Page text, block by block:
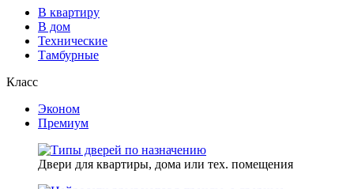
В квартиру
В дом
Технические
Тамбурные
Класс
Эконом
Премиум
Двери для квартиры, дома или тех. помещения